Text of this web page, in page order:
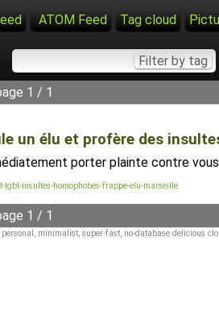
ATOM Feed Tag cloud
1 / 1
un élu et profère des
porter plainte contre
insultes-homophobes-frappe-elu-marseille
1 / 1
minimalist, super-fast, no-database delicious